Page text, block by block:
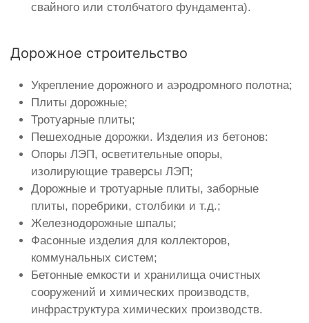
свайного или столбчатого фундамента).
Дорожное строительство
Укрепление дорожного и аэродромного полотна;
Плиты дорожные;
Тротуарные плиты;
Пешеходные дорожки. Изделия из бетонов:
Опоры ЛЭП, осветительные опоры,
изолирующие траверсы ЛЭП;
Дорожные и тротуарные плиты, заборные
плиты, поребрики, столбики и т.д.;
Железнодорожные шпалы;
Фасонные изделия для коллекторов,
коммунальных систем;
Бетонные емкости и хранилища очистных
сооружений и химических производств,
инфраструктура химических производств.